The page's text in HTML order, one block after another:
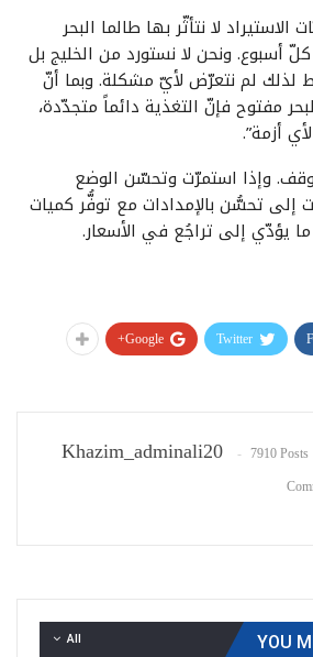
لا نتأثّر بها طالما البحر
أسبوع. ونحن لا نستورد من الخليج بل
لذلك لم نتعرّض لأيّ مشكلة. وبما أنّ
مفتوح فإنّ التغذية دائماً متجدّدة،
أزمة”.
وإذا استمرّت وتحسّن الوضع
إلى تحسُّن بالإمدادات مع توفُّر كميات
يؤدّي إلى تراجُع في الأسعار.
Twitter
Google+
Khazim_adminali20 7910 Posts
All YOU